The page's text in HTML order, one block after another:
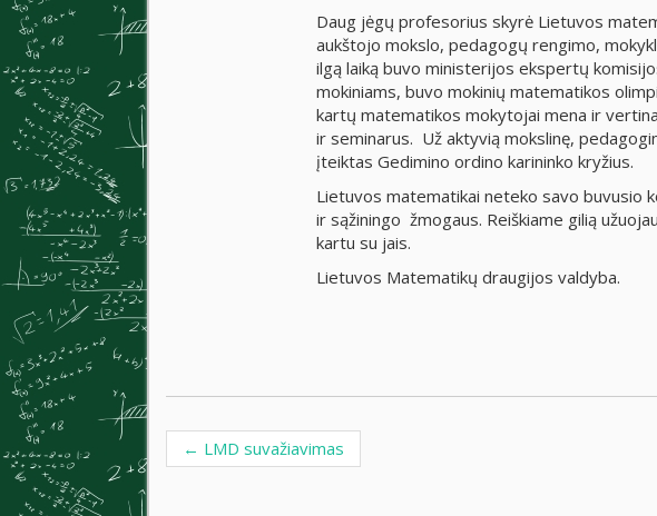
Daug jėgų profesorius skyrė Lietuvos
aukštojo mokslo, pedagogų rengimo,
ilgą laiką buvo ministerijos ekspertų
mokiniams, buvo mokinių matematikos
kartų matematikos mokytojai mena ir
ir seminarus. Už aktyvią mokslinę,
įteiktas Gedimino ordino karininko kryžius.
Lietuvos matematikai neteko savo buvusio
ir sąžiningo žmogaus. Reiškiame gilią
kartu su jais.
Lietuvos Matematikų draugijos valdyba.
Post navigation
← LMD suvažiavimas